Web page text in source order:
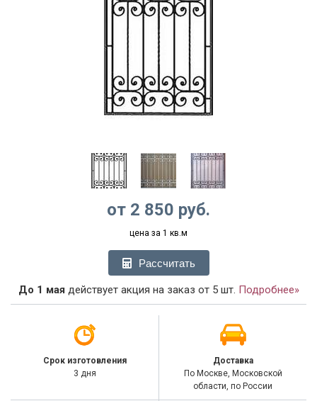
от 2 850 руб.
цена за 1 кв.м
Рассчитать
До 1 мая действует акция на заказ от 5 шт. Подробнее»
Срок изготовления
3 дня
Доставка
По Москве, Московской
области, по России